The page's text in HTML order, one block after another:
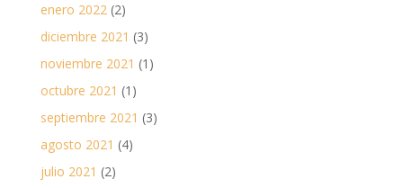
enero 2022(2)
diciembre 2021 (3)
noviembre 2021 (1)
octubre 2021 (1)
septiembre 2021 (3)
agosto 2021 (4)
julio 2021 (2)